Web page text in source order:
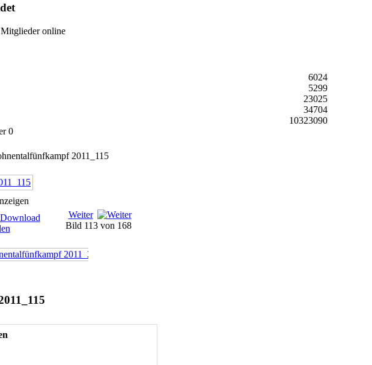
online
6024
5299
23025
34704
10323090
0
2011_115
Weiter
Bild 113 von 168